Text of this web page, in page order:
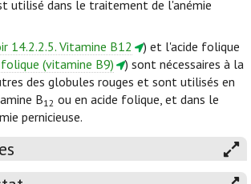
utilisé dans le traitement de l'anémie
14.2.2.5. Vitamine B12
) et l'acide folique
(vitamine B9)
) sont nécessaires à la
des globules rouges et sont utilisés en
B12 ou en acide folique, et dans le
pernicieuse.